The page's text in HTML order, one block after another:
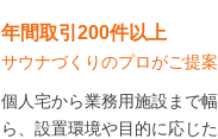
年間取引200件以上
サウナづくりのプロがご提
個人宅から業務用施設まで
ら、設置環境や目的に応じ